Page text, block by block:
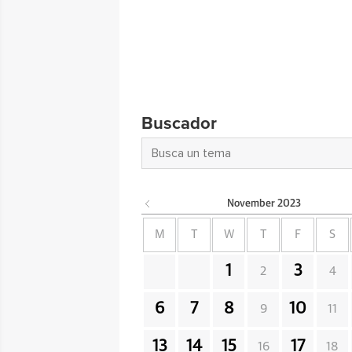
Buscador
November 2023
M W F S
1 2 3 4
6 7 8 9 10 11
13 14 15 16 17 18